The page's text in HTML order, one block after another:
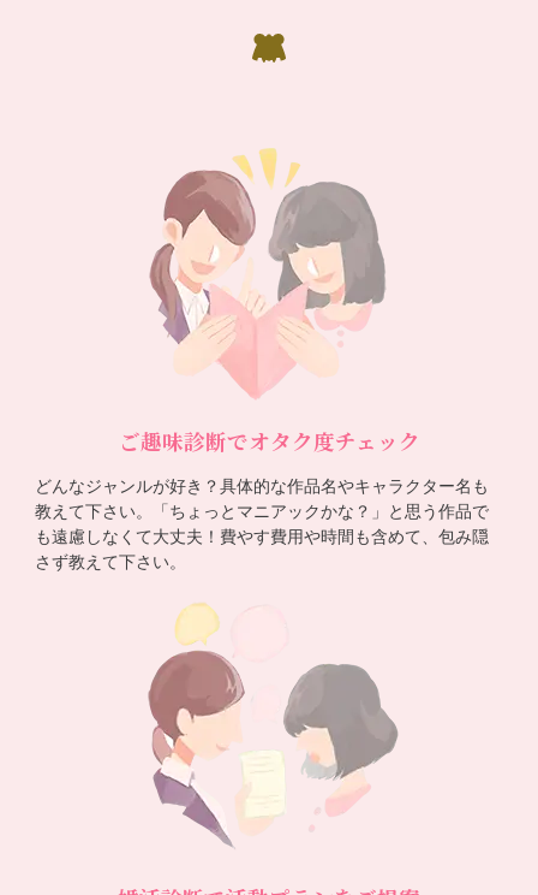
ご趣味診断でオタク度チェック
どんなジャンルが好き？具体的な作品名やキャラクター名も
教えて下さい。「ちょっとマニアックかな？」と思う作品で
も遠慮しなくて大丈夫！費やす費用や時間も含めて、包み隠
さず教えて下さい。